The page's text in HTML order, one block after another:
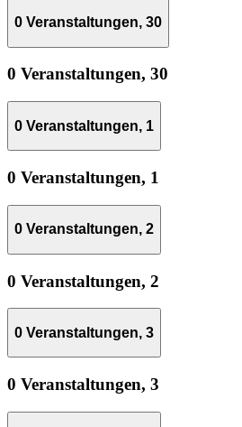
0 Veranstaltungen, 30
0 Veranstaltungen, 30
0 Veranstaltungen, 1
0 Veranstaltungen, 1
0 Veranstaltungen, 2
0 Veranstaltungen, 2
0 Veranstaltungen, 3
0 Veranstaltungen, 3